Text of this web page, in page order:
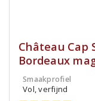
Château Cap
Bordeaux
Smaakprofiel
Vol, verfijnd